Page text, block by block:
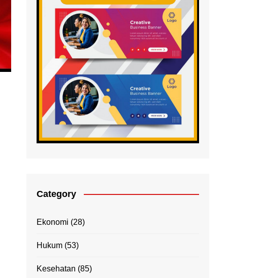
Category
Ekonomi (28)
Hukum (53)
Kesehatan (85)